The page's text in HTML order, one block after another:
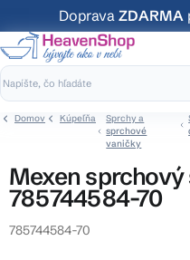
na
obsah
Doprava ZDARMA
Domov Kúpeľňa
Sprchy a
sprchové
vaničky
Mexen sprchový
785744584-70
785744584-70